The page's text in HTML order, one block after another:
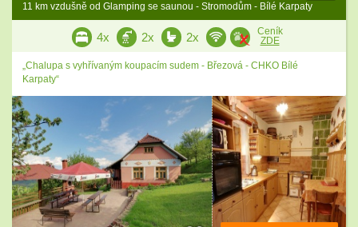
11 km vzdušně od Glamping se saunou - Stromodům - Bílé Karpaty
4x 2x 2x
Ceník
ZDE
„Chalupa s vyhřívaným koupacím sudem - Březová - CHKO Bílé
Karpaty“